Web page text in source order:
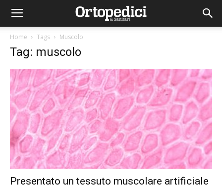
Home Tags Muscolo
Tag: muscolo
Presentato un tessuto muscolare artificiale